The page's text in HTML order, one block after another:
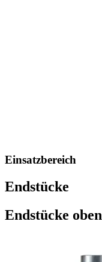
Einsatzbereich
Endstücke
Endstücke oben